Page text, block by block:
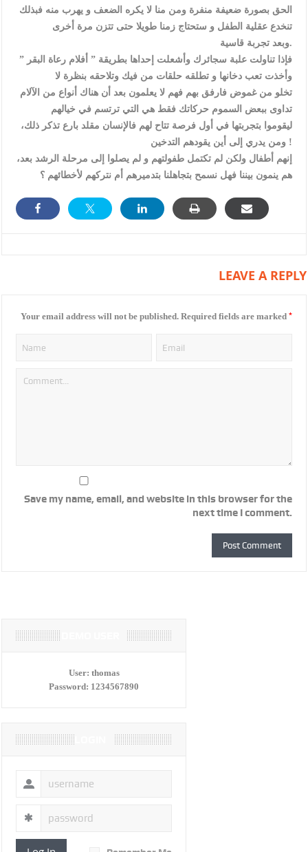
الحق بصورة ضعيفة منفرة ومن منا لا يكره الضعف و يهرب منه فبذلك
تنخدع عقلية الطفل و ستحتاج زمنا طويلا حتى تتزن مرة أخرى
وبعد تجربة قاسية.
فإذا تناولت علبة سجائرك وأشعلت إحداها بطريقة ” أفلام رعاة البقر ”
وأخذت تعب دخانها و تطلقه حلقات من فيك وتلاحقه بنظرة لا
تخلو من غموض فارفق بهم فهم لا يعلمون بعد أن هناك أنواع من الآلام
تداوى ببعض السموم حركاتك فقط هي التي ترتسم في خيالهم
ليقوموا بتجربتها في أول فرصة تتاح لهم فالإنسان مقلد بارع تذكر ذلك،
ومن يدري إلى أين يقودهم التدخين !
إنهم أطفال ولكن لم تكتمل طفولتهم و لم يصلوا إلى مرحلة الرشد بعد،
هم ينمون بيننا فهل نسمح بتجاهلنا بتدميرهم أم نتركهم لأخطائهم ؟
LEAVE A REPLY
Your email address will not be published. Required fields are marked *
Save my name, email, and website in this browser for the
next time I comment.
User: thomas
Password: 1234567890